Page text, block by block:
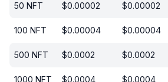
50 NFT $0.00002 $0.00002
100 NFT $0.00004 $0.00004
500 NFT $0.0002 $0.0002
1000 NFT $0.0004 $0.0004